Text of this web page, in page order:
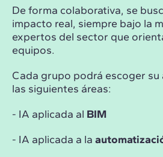
De forma colaborativa, se
impacto real, siempre bajo la
expertos del sector que
equipos.
Cada grupo podrá escoger su
las siguientes áreas:
- IA aplicada al BIM
- IA aplicada a la